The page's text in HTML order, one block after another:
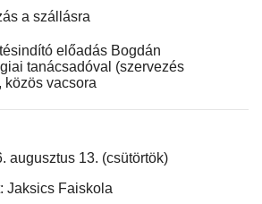
a szállásra
előadás Bogdán
tanácsadóval (szervezés
közös vacsora
augusztus 13. (csütörtök)
Jaksics Faiskola